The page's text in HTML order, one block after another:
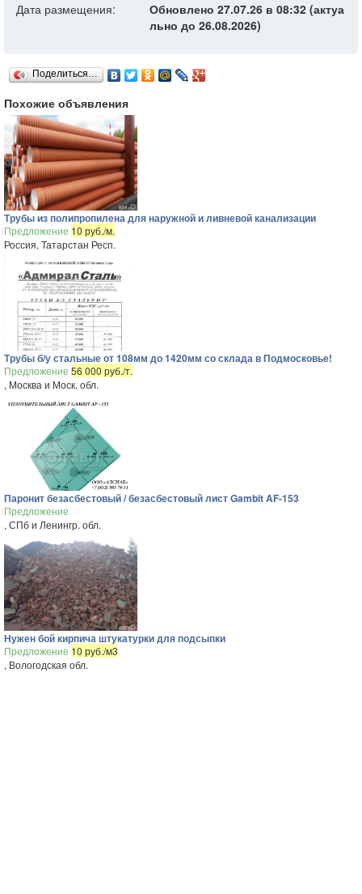
Дата размещения:
Обновлено 27.07.26 в 08:32 (актуа
льно до 26.08.2026)
Поделиться…
Похожие объявления
Трубы из полипропилена для наружной и ливневой канализации
Предложение 10 руб./м.
Россия, Татарстан Респ.
Трубы б/у стальные от 108мм до 1420мм со склада в Подмосковье!
Предложение 56 000 руб./т.
, Москва и Моск. обл.
Паронит безасбестовый / безасбестовый лист Gambit AF-153
Предложение
, СПб и Ленингр. обл.
Нужен бой кирпича штукатурки для подсыпки
Предложение 10 руб./м3
, Вологодская обл.